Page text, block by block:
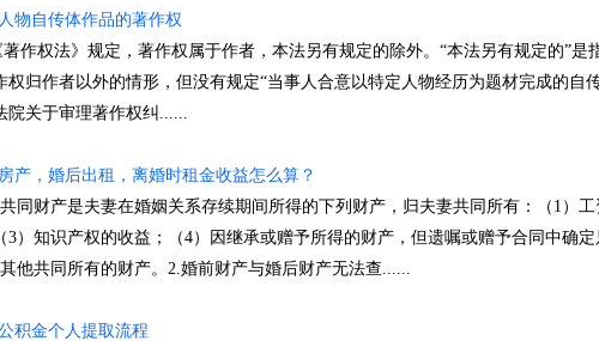
物自传体作品的著作权
权法》规定，著作权属于作者，本法另有规定的除外。“本法另有规定的”是
权归作者以外的情形，但没有规定“当事人合意以特定人物经历为题材完成的自
院关于审理著作权纠......
产，婚后出租，离婚时租金收益怎么算？
财产是夫妻在婚姻关系存续期间所得的下列财产，归夫妻共同所有：（1）工
3）知识产权的收益；（4）因继承或赠予所得的财产，但遗嘱或赠予合同中确定
其他共同所有的财产。2.婚前财产与婚后财产无法查......
积金个人提取流程